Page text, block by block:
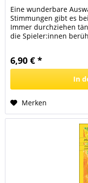
Eine wunderbare
Stimmungen gibt es
Immer durchziehen
die Spieler:innen
6,90 € *
In
Merken